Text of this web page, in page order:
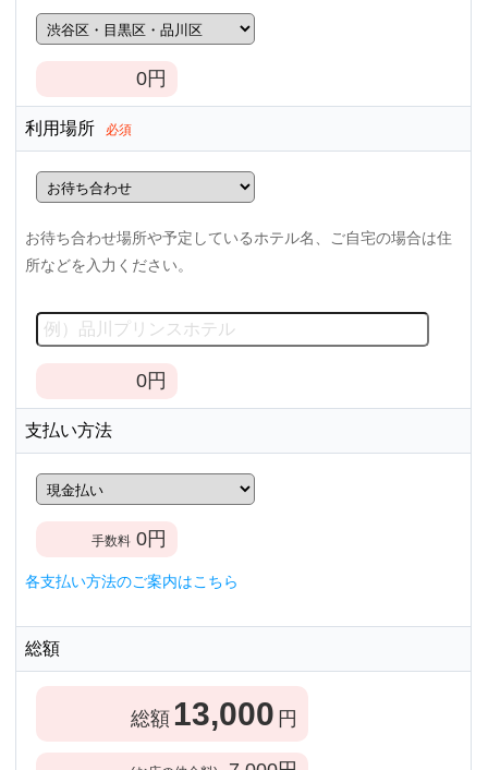
0円
利用場所 必須
お待ち合わせ場所や予定しているホテル名、ご自宅の場合は住
所などを入力ください。
0円
支払い方法
手数料 0円
各支払い方法のご案内はこちら
総額
総額 13,000 円